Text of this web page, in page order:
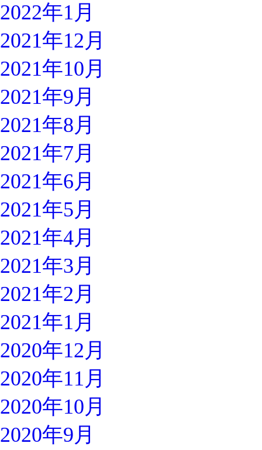
2022年1月
2021年12月
2021年10月
2021年9月
2021年8月
2021年7月
2021年6月
2021年5月
2021年4月
2021年3月
2021年2月
2021年1月
2020年12月
2020年11月
2020年10月
2020年9月